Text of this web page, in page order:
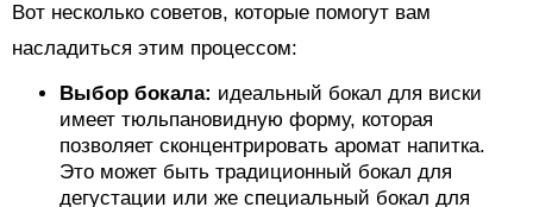
Вот несколько советов, которые помогут вам
насладиться этим процессом:
Выбор бокала: идеальный бокал для виски
имеет тюльпановидную форму, которая
позволяет сконцентрировать аромат напитка.
Это может быть традиционный бокал для
дегустации или же специальный бокал для